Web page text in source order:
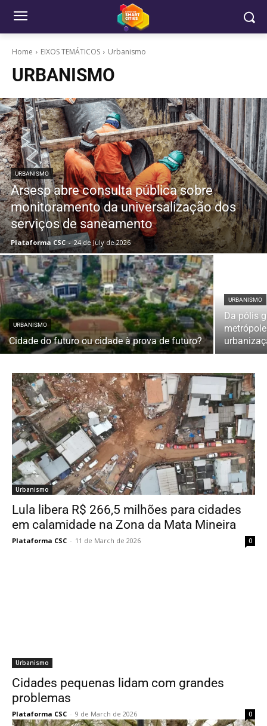
Home EIXOS TEMÁTICOS Urbanismo
URBANISMO
URBANISMO
Arsesp abre consulta pública sobre
monitoramento da universalização dos
serviços de saneamento
Plataforma CSC - 24 de July de 2026
URBANISMO
Cidade do futuro ou cidade à prova de futuro?
URBANISMO
Da pólis
Urbanismo
Lula libera R$ 266,5 milhões para cidades
em calamidade na Zona da Mata Mineira
Plataforma CSC - 11 de March de 2026 0
Urbanismo
Cidades pequenas lidam com grandes
problemas
Plataforma CSC - 9 de March de 2026 0